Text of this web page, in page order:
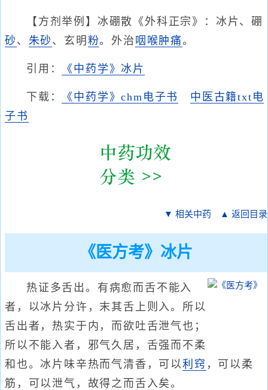
【方剂举例】冰硼散《外科正宗》：冰片、硼
砂 、 朱砂 、玄明 粉。外治 咽喉肿痛。
引用： 《中药学》冰片
下载： 《中药学》chm电子书
中医古籍txt电
子书
▼ 相关中药 ▲ 返回目录
《医方考》冰片
热证多舌出。有病愈而舌不能入
者，以冰片分许，末其舌上则入。所以
舌出者，热实于内，而欲吐舌泄气也；
所以不能入者，邪气久居，舌强而不柔
和也。冰片味辛热而气清香，可以利窍 ，可以柔
筋，可以泄气，故得之而舌入矣。